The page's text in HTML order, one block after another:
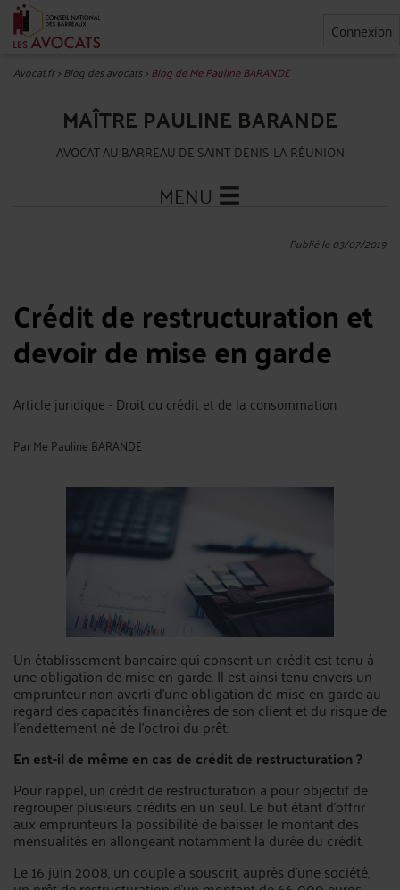
Connexion
Avocat.fr>Blog des avocats>Blog de Me Pauline BARANDE
MAÎTRE PAULINE BARANDE
AVOCAT AU BARREAU DE SAINT-DENIS-LA-RÉUNION
MENU
Publié le 03/07/2019
Crédit de restructuration et
devoir de mise en garde
Article juridique - Droit du crédit et de la consommation
ParMe Pauline BARANDE
Un établissement bancaire qui consent un crédit est tenu à
une obligation de mise en garde. Il est ainsi tenu envers un
emprunteur non averti d’une obligation de mise en garde au
regard des capacités financières de son client et du risque de
l’endettement né de l’octroi du prêt.
En est-il de même en cas de crédit de restructuration ?
Pour rappel, un crédit de restructuration a pour objectif de
regrouper plusieurs crédits en un seul. Le but étant d’offrir
aux emprunteurs la possibilité de baisser le montant des
mensualités en allongeant notamment la durée du crédit.
Le 16 juin 2008, un couple a souscrit, auprès d’une société,